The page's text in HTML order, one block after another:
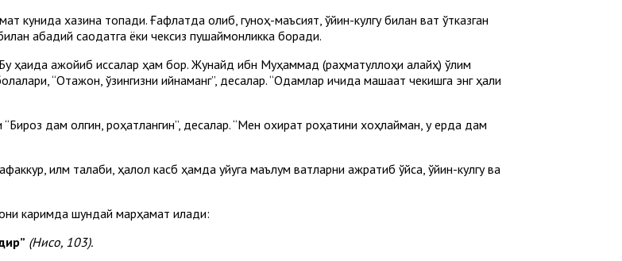
кунида хазина топади. Ғафлатда қолиб, гуноҳ-маъсият, ўйин-кулгу билан вақт ўтказган
абадий саодатга ёки чексиз пушаймонликка боради.
ҳақида ажойиб қиссалар ҳам бор. Жунайд ибн Муҳаммад (раҳматуллоҳи алайҳ) ўлим
“Отажон, ўзингизни қийнаманг”, десалар. “Одамлар ичида машаққат чекишга энг ҳақли
дам олгин, роҳатлангин”, десалар. “Мен охират роҳатини хоҳлайман, у ерда дам
илм талаби, ҳалол касб ҳамда уйқуга маълум вақтларни ажратиб қўйса, ўйин-кулгу ва
каримда шундай марҳамат қилади:
(Нисо, 103).